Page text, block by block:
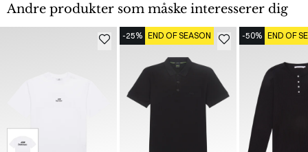
Andre produkter som måske interesserer dig
-25% END OF SEASON -50% END OF